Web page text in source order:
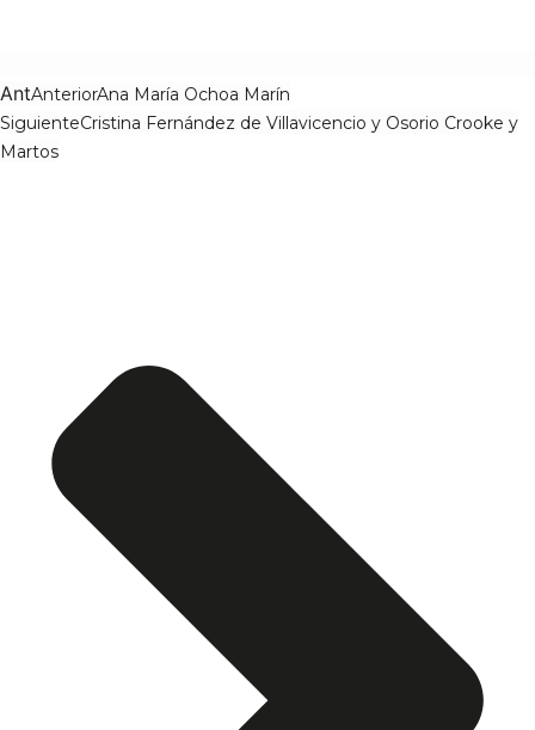
AntAnteriorAna María Ochoa Marín
SiguienteCristina Fernández de Villavicencio y Osorio Crooke y
Martos